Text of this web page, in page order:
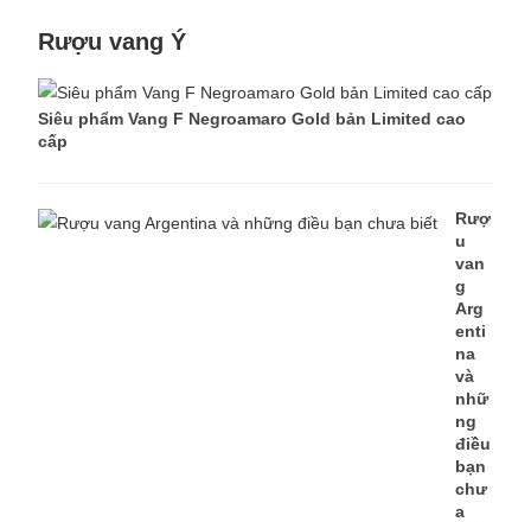
Rượu vang Ý
Siêu phẩm Vang F Negroamaro Gold bản Limited cao
cấp
Rượ
u
van
g
Arg
enti
na
và
nhữ
ng
điều
bạn
chư
a